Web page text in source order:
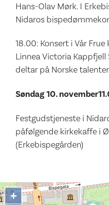
Hans-Olav Mørk. I
Nidaros
18.00: Konsert i Vår
Linnea Victoria Kappfjell
deltar på Norske
Søndag 10.
Festgudstjeneste i
påfølgende kirkekaffe i
(Erkebispegården)
+